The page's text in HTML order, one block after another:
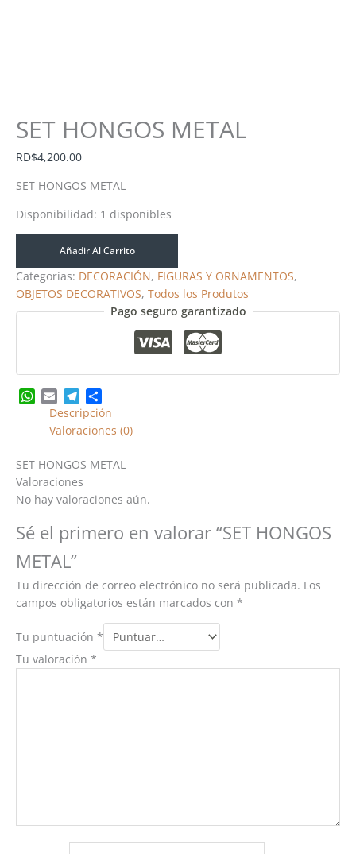
SET HONGOS METAL
RD$4,200.00
SET HONGOS METAL
Disponibilidad: 1 disponibles
Añadir Al Carrito
Categorías: DECORACIÓN, FIGURAS Y ORNAMENTOS,
OBJETOS DECORATIVOS, Todos los Produtos
Pago seguro garantizado
WhatsApp
EmailTelegram
Share
Descripción
Valoraciones (0)
SET HONGOS METAL
Valoraciones
No hay valoraciones aún.
Sé el primero en valorar “SET HONGOS
METAL”
Tu dirección de correo electrónico no será publicada. Los
campos obligatorios están marcados con *
Tu puntuación *
Tu valoración *